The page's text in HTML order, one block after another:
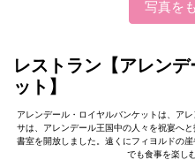
写真を
レストラン【アレン
ット】
アレンデール・ロイヤルバンケットは、ア
サは、アレンデール王国中の人々を祝宴へ
書室を開放しました。遠くにフィヨルドの
でも食事を楽し